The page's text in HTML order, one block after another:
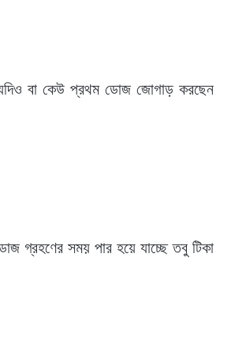
বা কেউ প্রথম ডোজ জোগাড় করছেন
গ্রহণের সময় পার হয়ে যাচ্ছে তবু টিকা